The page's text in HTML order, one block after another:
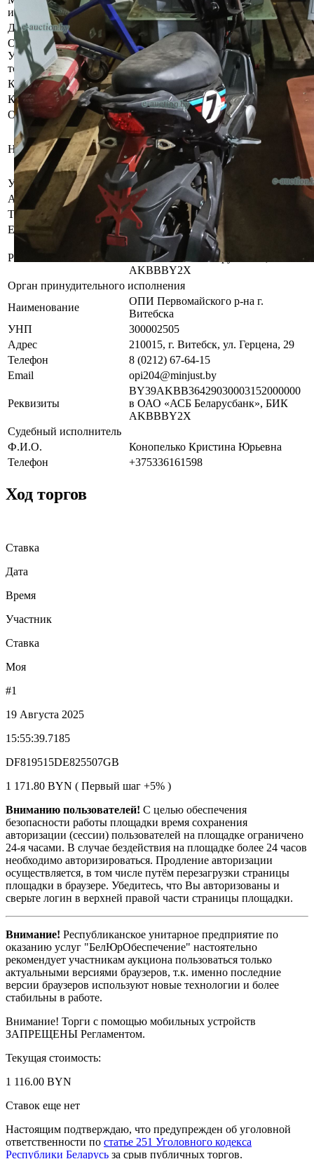
имущества
г. Витебск, ул. Терешковой, 9
Должник
Смирнов Денис Александрович
Осмотр объекта
Участник электронных торгов обязан до начала электронных
торгов осмотреть предмет торгов ( п.2.4.3 Регламента)
Контактное лицо
Специалисты по продаже
Контакты
+375292117981
Организатор/оператор торгов
Наименование
Витебский филиал
республиканского унитарного
предприятия по оказанию услуг
«БелЮрОбеспечение»
УНП
192821149
Адрес
г. Витебск, ул. Терешковой, дом 9
Телефон
+375 (29) 211-79-81
Email
kanc.vitebsk@rup.by
Реквизиты
BY16AKBB30120000422830000000
в ОАО «АСБ «Беларусбанк», БИК
AKBBBY2X
Орган принудительного исполнения
Наименование
ОПИ Первомайского р-на г.
Витебска
УНП
300002505
Адрес
210015, г. Витебск, ул. Герцена, 29
Телефон
8 (0212) 67-64-15
Email
opi204@minjust.by
Реквизиты
BY39AKBB36429030003152000000
в ОАО «АСБ Беларусбанк», БИК
AKBBBY2X
Судебный исполнитель
Ф.И.О.
Конопелько Кристина Юрьевна
Телефон
+375336161598
Ход торгов
Ставка
Дата
Время
Участник
Ставка
Моя
#1
19 Августа 2025
15:55:39.7185
DF819515DE825507GB
1 171.80 BYN ( Первый шаг +5% )
Вниманию пользователей! С целью обеспечения
безопасности работы площадки время сохранения
авторизации (сессии) пользователей на площадке ограничено
24-я часами. В случае бездействия на площадке более 24 часов
необходимо авторизироваться. Продление авторизации
осуществляется, в том числе путём перезагрузки страницы
площадки в браузере. Убедитесь, что Вы авторизованы и
сверьте логин в верхней правой части страницы площадки.
Внимание! Республиканское унитарное предприятие по
оказанию услуг "БелЮрОбеспечение" настоятельно
рекомендует участникам аукциона пользоваться только
актуальными версиями браузеров, т.к. именно последние
версии браузеров используют новые технологии и более
стабильны в работе.
Внимание! Торги с помощью мобильных устройств
ЗАПРЕЩЕНЫ Регламентом.
Текущая стоимость:
1 116.00 BYN
Ставок еще нет
Настоящим подтверждаю, что предупрежден об уголовной
ответственности по статье 251 Уголовного кодекса
Республики Беларусь за срыв публичных торгов.